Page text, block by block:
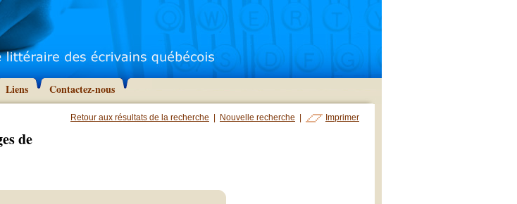
Liens Contactez-nous
Retour aux résultats de la recherche Nouvelle recherche Imprimer
de